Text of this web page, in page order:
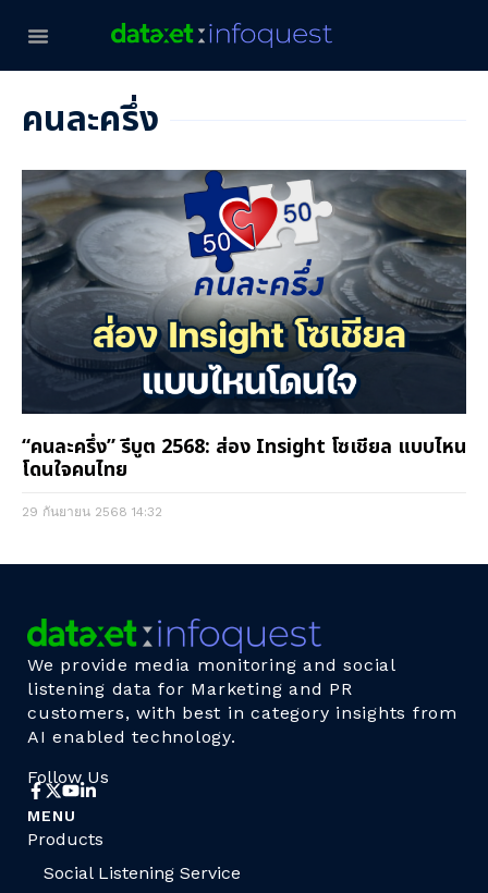
คนละครึ่ง
“คนละครึ่ง” รีบูต 2568: ส่อง Insight โซเชียล แบบไหน
โดนใจคนไทย
29 กันยายน 2568 14:32
We provide media monitoring and social
listening data for Marketing and PR
customers, with best in category insights from
AI enabled technology.
Follow Us
MENU
Products
Social Listening Service